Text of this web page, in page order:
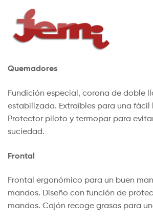
Quemadores
Fundición especial, corona de doble
estabilizada. Extraíbles para una fácil
Protector piloto y termopar para
suciedad.
Frontal
Frontal ergonómico para un buen
mandos. Diseño con función de
mandos. Cajón recoge grasas para